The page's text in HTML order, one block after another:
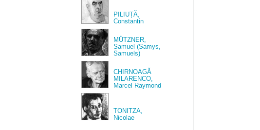
PILIUȚĂ,
Constantin
MÜTZNER,
Samuel (Samys,
Samuels)
CHIRNOAGĂ
MILARENCO,
Marcel Raymond
TONITZA,
Nicolae